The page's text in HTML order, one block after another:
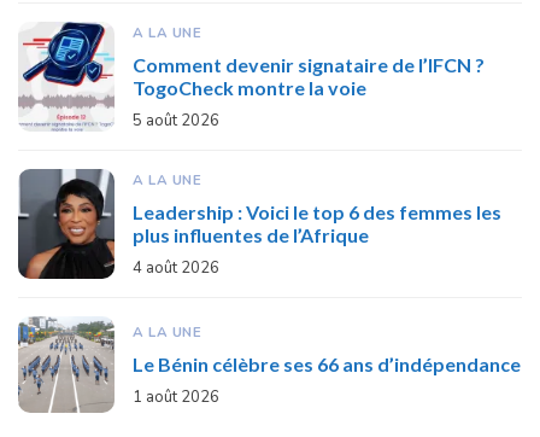
A LA UNE
Comment devenir signataire de l’IFCN ?
TogoCheck montre la voie
5 août 2026
A LA UNE
Leadership : Voici le top 6 des femmes les
plus influentes de l’Afrique
4 août 2026
A LA UNE
Le Bénin célèbre ses 66 ans d’indépendance
1 août 2026